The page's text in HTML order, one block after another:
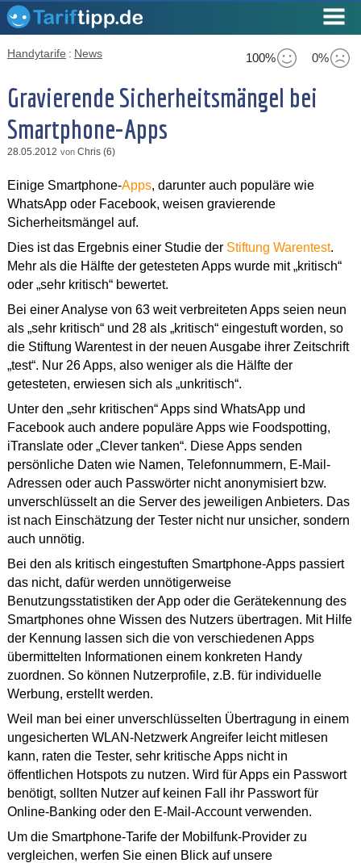
100% 0%
Handytarife : News
Gravierende Sicherheitsmängel bei
Smartphone-Apps
28.05.2012 von Chris (6)
Einige Smartphone-Apps, darunter auch populäre wie
WhatsApp oder Facebook, weisen gravierende
Sicherheitsmängel auf.
Dies ist das Ergebnis einer Studie der Stiftung Warentest.
Mehr als die Hälfte der getesteten Apps wurde mit „kritisch“
oder „sehr kritisch“ bewertet.
Bei einer Analyse von 63 weit verbreiteten Apps seien neun
als „sehr kritisch“ und 28 als „kritisch“ eingestuft worden, so
die Stiftung Warentest in der neuen Ausgabe ihrer Zeitschrift
„test“. Nur 26 Apps, also weniger als die Hälfte der
getesteten, erwiesen sich als „unkritisch“.
Unter den „sehr kritischen“ Apps sind WhatsApp und
Facebook auch andere populäre Apps wie Foodspotting,
iTranslate oder „Clever tanken“. Diese Apps senden
persönliche Daten wie Namen, Telefonnummern, E-Mail-
Adressen oder auch Passwörter nicht anonymisiert bzw.
unverschlüsselt an die Server des jeweiligen Anbieters. Das
ist nach Einschätzung der Tester nicht nur unsicher, sondern
auch unnötig.
Bei den als kritisch eingestuften Smartphone-Apps passiert
das nicht, dafür werden unnötigerweise
Benutzungsstatistiken der App oder die Gerätekennung des
Smartphones ohne Wissen des Nutzers übertragen. Mit Hilfe
der Kennung lassen sich die von verschiedenen Apps
übermittelten Informationen einem konkreten Handy
zuordnen. So können Nutzerprofile, z.B. für individuelle
Werbung, erstellt werden.
Weil man bei einer unverschlüsselten Übertragung in einem
ungesicherten WLAN-Netzwerk Angreifer leicht mitlesen
kann, raten die Tester, sehr kritische Apps nicht in
öffentlichen Hotspots zu nutzen. Wird für Apps ein Passwort
benötigt, sollten Nutzer auf keinen Fall ihr Passwort für
Online-Banking oder den E-Mail-Account verwenden.
Um die Smartphone-Tarife der Mobilfunk-Provider zu
vergleichen, werfen Sie einen Blick auf unsere